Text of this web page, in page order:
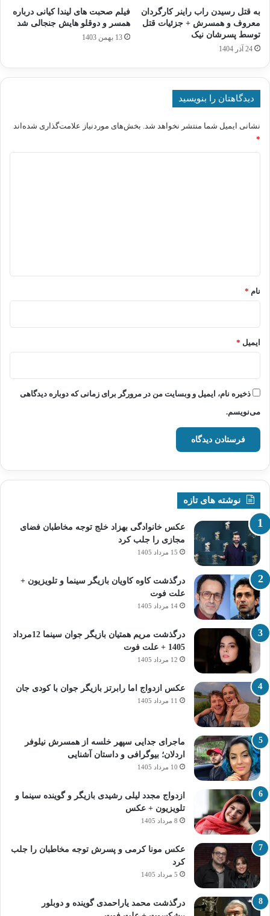
به قتل رسیدن راب راینر کارگردان
معروف و همسرش + جزئیات قتل
توسط پسرشان نیک
24 آذر 1404
فیلم صحبت های لیندا کیانی درباره
همسر و دوقلو هایش جنجالی شد
13 بهمن 1403
دیدگاهتان را بنویسید
نشانی ایمیل شما منتشر نخواهد شد. بخش‌های موردنیاز علامت‌گذاری شده‌اند
*
نام *
ایمیل *
ذخیره نام، ایمیل و وبسایت من در مرورگر برای زمانی که دوباره دیدگاهی
می‌نویسم.
نوشته های تازه
عکس خانوادگی بهزاد خلج توجه مخاطبان فضای
مجازی را جلب کرد
15 مرداد 1405
درگذشت کاوه کاویان بازیگر سینما و تلویزیون +
علت فوت
14 مرداد 1405
درگذشت مریم همتیان بازیگر جوان سینما 12مرداد
1405 + علت فوت
12 مرداد 1405
عکس ازدواج اما رابرتز بازیگر جوان با کودی جان
11 مرداد 1405
ماجرای جدایی سپهر خلسه از همسرش نیلوفر
اردلان؛ بیوگرافی و داستان آشنایی
10 مرداد 1405
ازدواج مجدد لیلی رشیدی بازیگر و گوینده سینما و
تلویزیون + عکس
8 مرداد 1405
عکس مونا کرمی و پسرش توجه مخاطبان را جلب
کرد
5 مرداد 1405
درگذشت محمد یاراحمدی گوینده و دوبلور